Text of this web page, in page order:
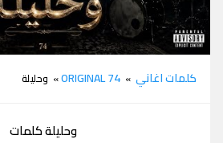
كلمات اغاني » » وحليلة
وحليلة كلمات